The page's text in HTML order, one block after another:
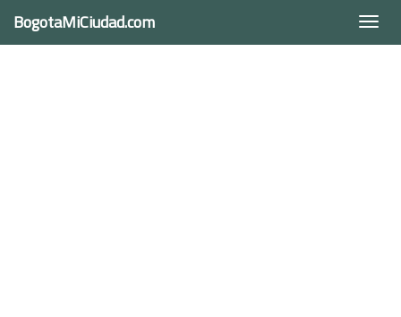
BogotaMiCiudad.com